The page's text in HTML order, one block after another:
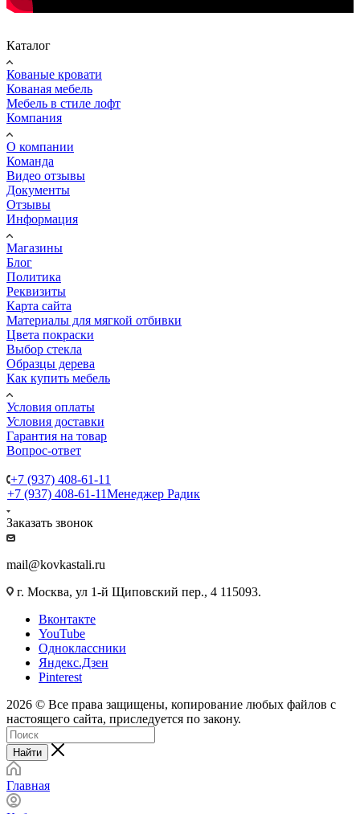
Каталог
Кованые кровати
Кованая мебель
Мебель в стиле лофт
Компания
О компании
Команда
Видео отзывы
Документы
Отзывы
Информация
Магазины
Блог
Политика
Реквизиты
Карта сайта
Материалы для мягкой отбивки
Цвета покраски
Выбор стекла
Образцы дерева
Как купить мебель
Условия оплаты
Условия доставки
Гарантия на товар
Вопрос-ответ
+7 (937) 408-61-11
+7 (937) 408-61-11Менеджер Радик
Заказать звонок
mail@kovkastali.ru
г. Москва, ул 1-й Щиповский пер., 4 115093.
Вконтакте
YouTube
Одноклассники
Яндекс.Дзен
Pinterest
2026 © Все права защищены, копирование любых файлов с
настоящего сайта, приследуется по закону.
Найти
Главная